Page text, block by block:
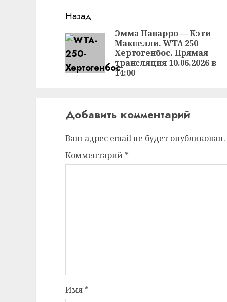
Продолжить
чтение
Назад
Эмма Наварро — Кэти
Макнелли. WTA 250
Хертогенбос. Прямая
трансляция 10.06.2026 в
14:00
Добавить комментарий
Ваш адрес email не будет опубликован.
Комментарий *
Имя *